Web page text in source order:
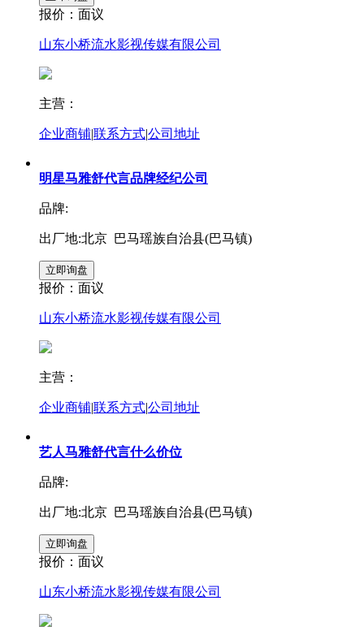
报价： 面议
山东小桥流水影视传媒有限公司
主营：
企业商铺|联系方式|公司地址
明星马雅舒代言品牌经纪公司
品牌:
出厂地:北京 巴马瑶族自治县(巴马镇)
报价： 面议
山东小桥流水影视传媒有限公司
主营：
企业商铺|联系方式|公司地址
艺人马雅舒代言什么价位
品牌:
出厂地:北京 巴马瑶族自治县(巴马镇)
报价： 面议
山东小桥流水影视传媒有限公司